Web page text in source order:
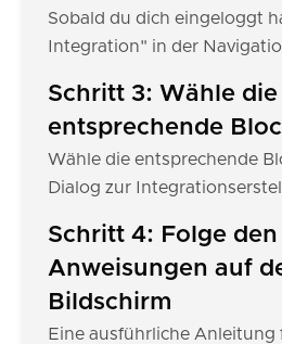
Sobald du dich eingeloggt
Integration" in der
Schritt 3: Wähle die
entsprechende
Wähle die entsprechende
Dialog zur
Schritt 4: Folge den
Anweisungen auf
Bildschirm
Eine ausführliche Anleitung